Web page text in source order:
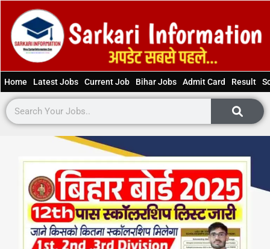
Home Latest Jobs Current Job Bihar Jobs Admit Card Result